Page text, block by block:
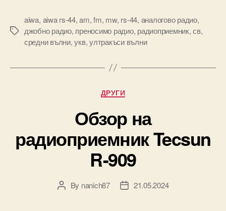
Tags
aiwa, aiwa rs-44,am,fm, mw, rs-44, аналогово радио,
джобно радио, преносимо радио, радиоприемник,св,
средни вълни,укв,ултракъси вълни
Categories
ДРУГИ
Обзор на
радиоприемник Tecsun
R-909
PostBy nanich87
Post21.05.2024